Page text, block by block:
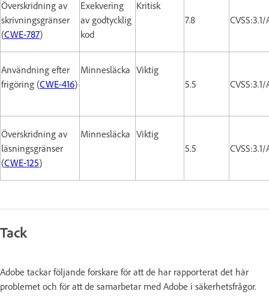
Överskridning av
skrivningsgränser
(CWE-787)
Exekvering
av godtycklig
kod
Kritisk
7.8
Användning efter
frigöring (CWE-416)
Minnesläcka Viktig
5.5
Överskridning av
läsningsgränser
(CWE-125)
Minnesläcka Viktig
5.5
Tack
Adobe tackar följande forskare för att de har rapporterat det här
problemet och för att de samarbetar med Adobe i säkerhetsfrågor.